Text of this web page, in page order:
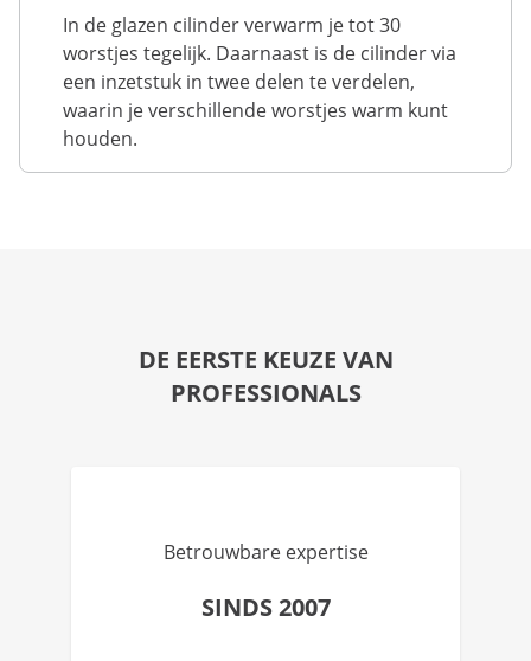
In de glazen cilinder verwarm je tot 30
worstjes tegelijk. Daarnaast is de cilinder via
een inzetstuk in twee delen te verdelen,
waarin je verschillende worstjes warm kunt
houden.
DE EERSTE KEUZE VAN
PROFESSIONALS
Betrouwbare expertise
SINDS 2007